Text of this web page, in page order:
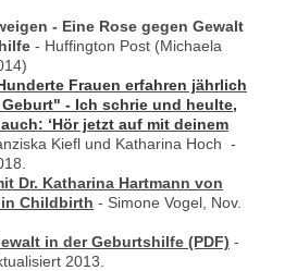
- Eine Rose gegen Gewalt
- Huffington Post (Michaela
Frauen erfahren jährlich
- Ich schrie und heulte,
‘Hör jetzt auf mit deinem
Kiefl und Katharina Hoch -
Dr. Katharina Hartmann von
Childbirth - Simone Vogel, Nov.
in der Geburtshilfe (PDF) -
2013.